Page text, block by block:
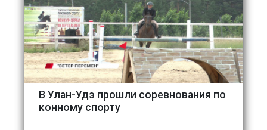
В Улан-Удэ прошли соревнования по
конному спорту